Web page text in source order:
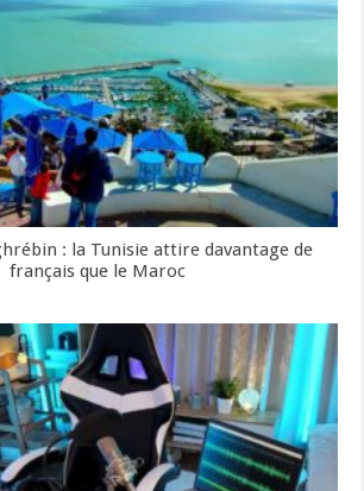
: la Tunisie attire davantage de
français que le Maroc